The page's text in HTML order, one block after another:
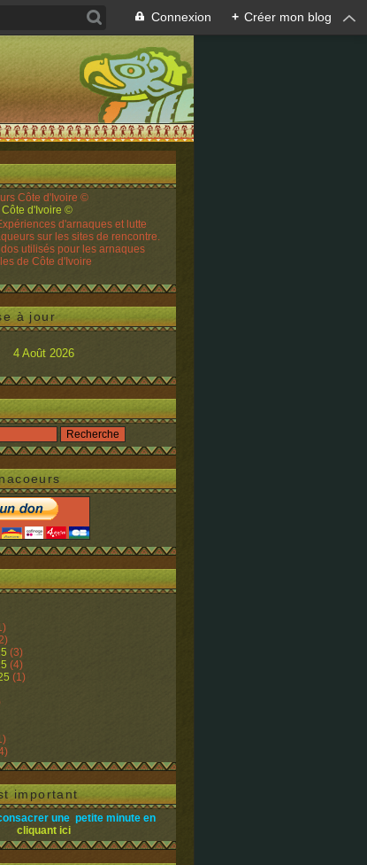
Connexion + Créer mon blog
Côte d'Ivoire ©
d'arnaques et lutte
sur les sites de rencontre.
utilisés pour les arnaques
de Côte d'Ivoire
à jour
4 Août 2026
(3)
(4)
(1)
important
une petite minute en
cliquant ici